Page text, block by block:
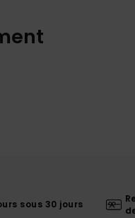
sous 30 jours